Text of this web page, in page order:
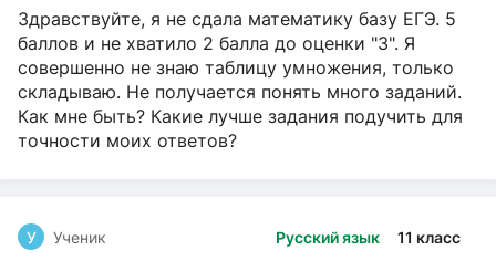
Здравствуйте, я не сдала математику базу ЕГЭ. 5
баллов и не хватило 2 балла до оценки "3". Я
совершенно не знаю таблицу умножения, только
складываю. Не получается понять много заданий.
Как мне быть? Какие лучше задания подучить для
точности моих ответов?
Русский язык 11 класс
У Ученик